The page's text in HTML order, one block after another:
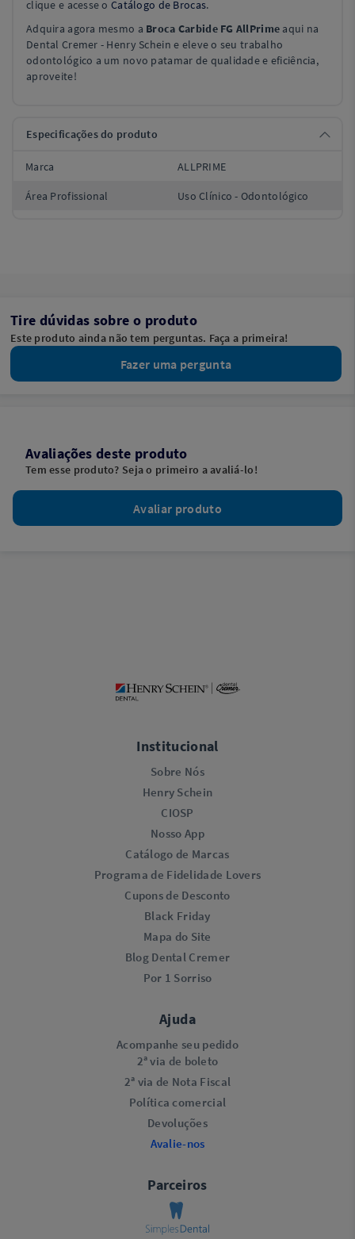
clique e acesse oCatálogo de Brocas.
Adquira agora mesmo a Broca Carbide FG AllPrime aqui na
Dental Cremer - Henry Schein e eleve o seu trabalho
odontológico a um novo patamar de qualidade e eficiência,
aproveite!
Especificações do produto
Marca ALLPRIME
Área Profissional Uso Clínico - Odontológico
Tire dúvidas sobre o produto
Este produto ainda não tem perguntas. Faça a primeira!
Fazer uma pergunta
Avaliações deste produto
Tem esse produto? Seja o primeiro a avaliá-lo!
Avaliar produto
Institucional
Sobre Nós
Henry Schein
CIOSP
Nosso App
Catálogo de Marcas
Programa de Fidelidade Lovers​
Cupons de Desconto
Black Friday
Mapa do Site
Blog Dental Cremer
Por 1 Sorriso
Ajuda
Acompanhe seu pedido
2ª via de boleto
2ª via de Nota Fiscal
Política comercial
Devoluções
Avalie-nos
Parceiros